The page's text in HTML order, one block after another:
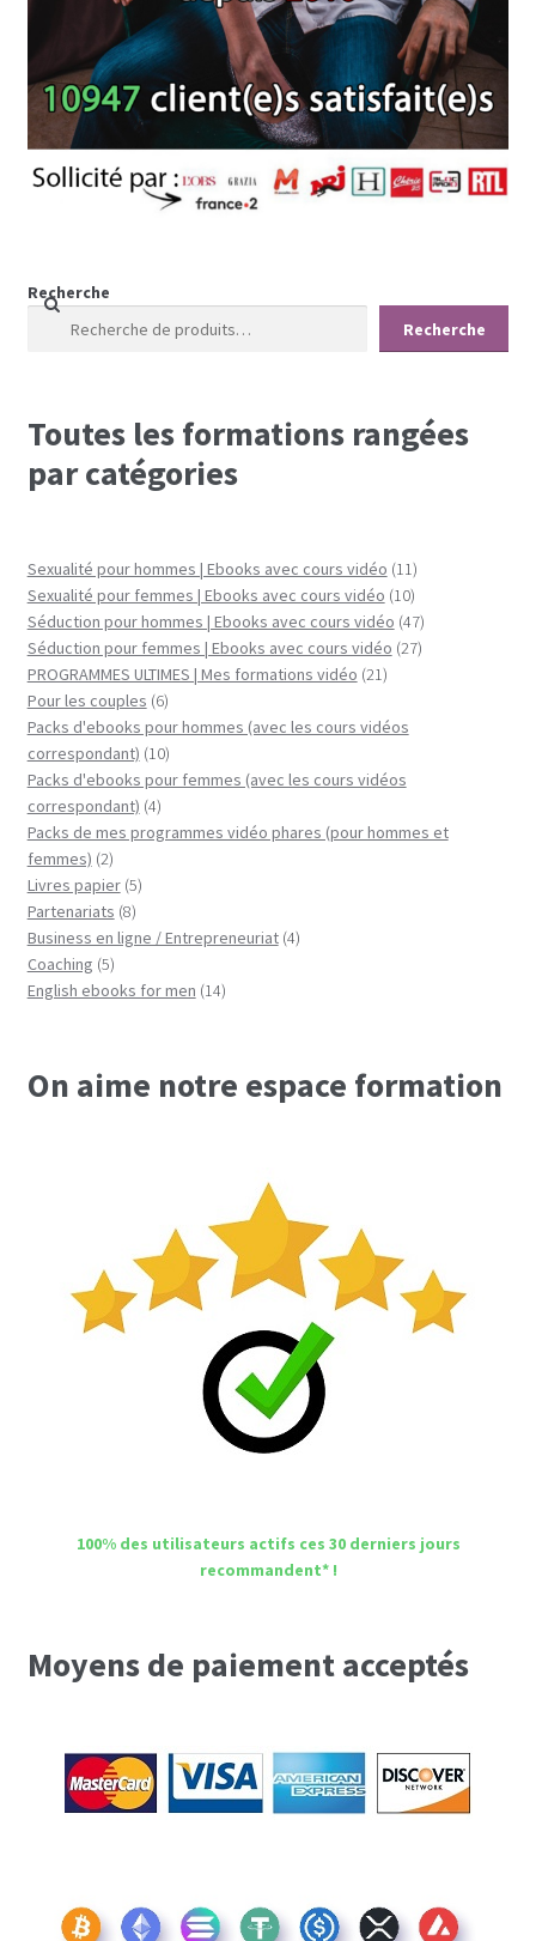
Recherche
Recherche
Toutes les formations rangées
par catégories
Sexualité pour hommes | Ebooks avec cours vidéo 1111
produits
Sexualité pour femmes | Ebooks avec cours vidéo 1010
produits
Séduction pour hommes | Ebooks avec cours vidéo 4747
produits
Séduction pour femmes | Ebooks avec cours vidéo 2727
PROGRAMMES ULTIMES | Mes formations vidéo 2121
Pour les couples 66
produits
Packs d'ebooks pour hommes (avec les cours vidéos
correspondant) 1010
produits
Packs d'ebooks pour femmes (avec les cours vidéos
correspondant) 44
produits
Packs de mes programmes vidéo phares (pour hommes et
femmes) 22
produits
Livres papier 55
Partenariats 88
produits
Business en ligne / Entrepreneuriat 44
Coaching 55
produits
English ebooks for men 1414
On aime notre espace formation
100% des utilisateurs actifs ces 30 derniers jours
recommandent* !
Moyens de paiement acceptés